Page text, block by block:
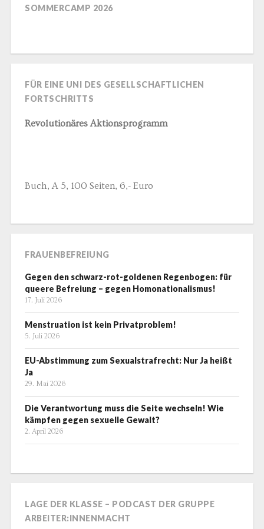
SOMMERCAMP 2026
FÜR EINE UNI DES GESELLSCHAFTLICHEN
FORTSCHRITTS
Revolutionäres Aktionsprogramm
Buch, A 5, 100 Seiten, 6,- Euro
FRAUENBEFREIUNG
Gegen den schwarz-rot-goldenen Regenbogen: für
queere Befreiung – gegen Homonationalismus!
17. Juli 2026
Menstruation ist kein Privatproblem!
5. Juli 2026
EU-Abstimmung zum Sexualstrafrecht: Nur Ja heißt
Ja
29. Mai 2026
Die Verantwortung muss die Seite wechseln! Wie
kämpfen gegen sexuelle Gewalt?
2. April 2026
LAGE DER KLASSE – PODCAST DER GRUPPE
ARBEITER:INNENMACHT